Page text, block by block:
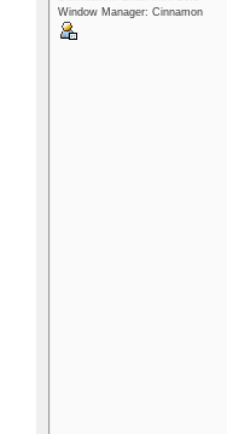
Window Manager: Cinnamon